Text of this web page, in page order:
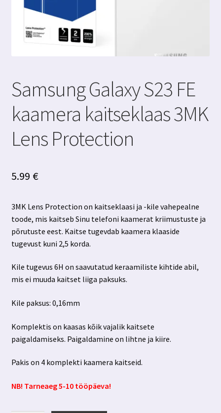
Samsung Galaxy S23 FE
kaamera kaitseklaas 3MK
Lens Protection
5.99 €
3MK Lens Protection on kaitseklaasi ja -kile vahepealne
toode, mis kaitseb Sinu telefoni kaamerat kriimustuste ja
põrutuste eest. Kaitse tugevdab kaamera klaaside
tugevust kuni 2,5 korda.
Kile tugevus 6H on saavutatud keraamiliste kihtide abil,
mis ei muuda kaitset liiga paksuks.
Kile paksus: 0,16mm
Komplektis on kaasas kõik vajalik kaitsete
paigaldamiseks. Paigaldamine on lihtne ja kiire.
Pakis on 4 komplekti kaamera kaitseid.
NB! Tarneaeg 5-10 tööpäeva!